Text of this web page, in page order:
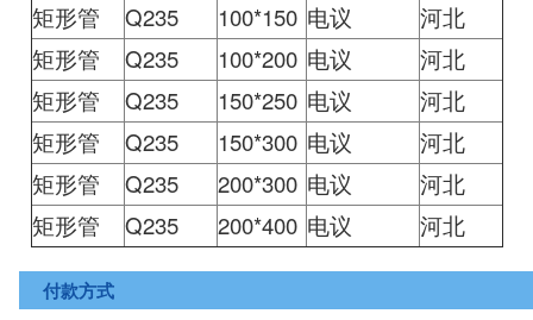
矩形管
Q235 100*150 电议
河北
矩形管
Q235 100*200 电议
河北
矩形管
Q235 150*250 电议
河北
矩形管
Q235 150*300 电议
河北
矩形管
Q235 200*300 电议
河北
矩形管
Q235 200*400 电议 河北
付款方式